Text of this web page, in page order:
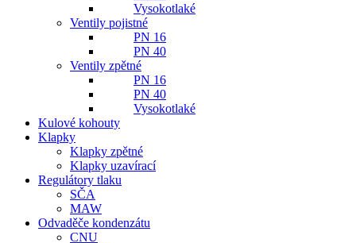
Vysokotlaké
Ventily pojistné
PN 16
PN 40
Ventily zpětné
PN 16
PN 40
Vysokotlaké
Kulové kohouty
Klapky
Klapky zpětné
Klapky uzavírací
Regulátory tlaku
SČA
MAW
Odvaděče kondenzátu
CNU